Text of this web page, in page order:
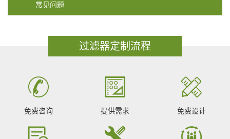
常见问题
过滤器定制流程
免费咨询 提供需求 免费设计